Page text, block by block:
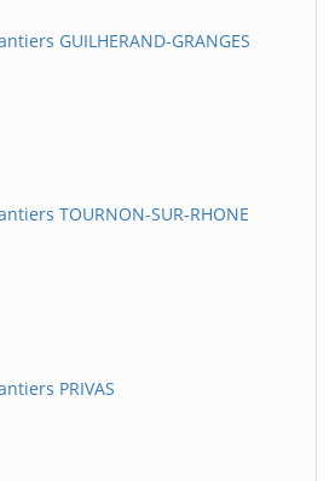
GUILHERAND-GRANGES
TOURNON-SUR-RHONE
PRIVAS